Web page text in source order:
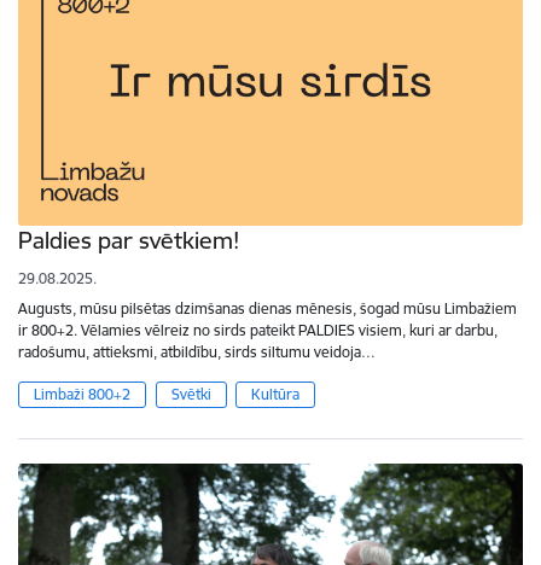
Paldies par svētkiem!
29.08.2025.
Augusts, mūsu pilsētas dzimšanas dienas mēnesis, šogad mūsu Limbažiem
ir 800+2. Vēlamies vēlreiz no sirds pateikt PALDIES visiem, kuri ar darbu,
radošumu, attieksmi, atbildību, sirds siltumu veidoja…
Limbaži 800+2 Svētki Kultūra